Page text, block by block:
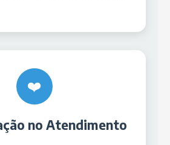
❤️
no Atendimento